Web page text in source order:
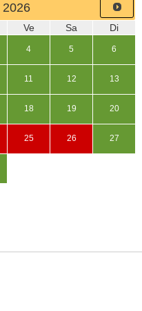
2026
Ve Sa Di
4 5 6
11 12 13
18 19 20
25 26 27